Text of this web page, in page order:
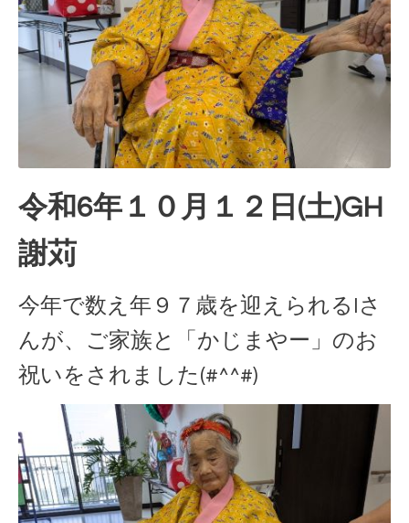
令和6年１０月１２日(土)GH
謝苅
今年で数え年９７歳を迎えられるIさ
んが、ご家族と「かじまやー」のお
祝いをされました(#^^#)